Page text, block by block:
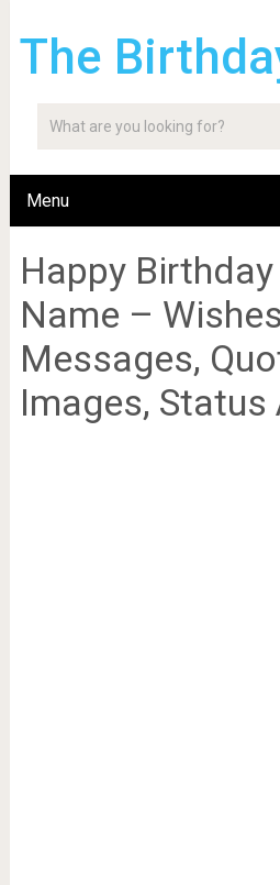
The
Menu
Happy
Name –
Messages,
Images, Status